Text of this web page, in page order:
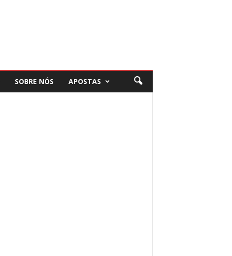
SOBRE NÓS APOSTAS